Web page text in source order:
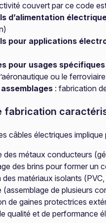
couvert par ce code
d’alimentation
pour applications
pour usages spécifiques
ou le ferroviaire
: fabrication
fabrication
câbles électriques
des métaux conducteurs
des brins pour former un
des matériaux isolants
(assemblage de plusieurs
de gaines protectrices
qualité et de performance